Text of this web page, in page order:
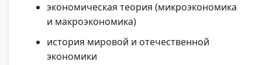
экономическая теория (микроэкономика
и макроэкономика)
история мировой и отечественной
экономики